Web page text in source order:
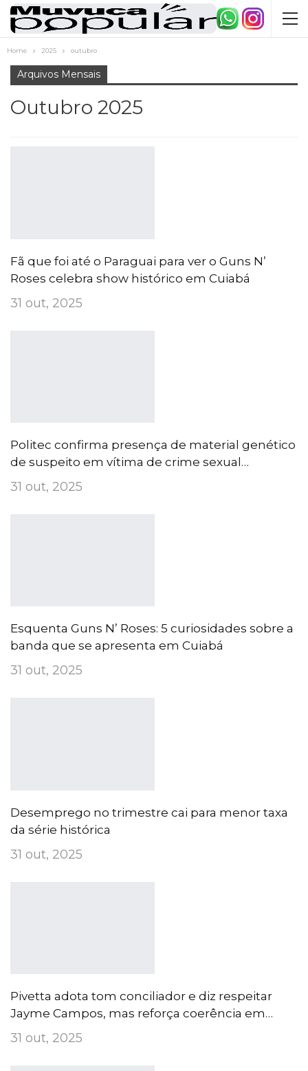
Home 2025 outubro
Arquivos Mensais
Outubro 2025
Fã que foi até o Paraguai para ver o Guns N’
Roses celebra show histórico em Cuiabá
31 out, 2025
Politec confirma presença de material genético
de suspeito em vítima de crime sexual…
31 out, 2025
Esquenta Guns N’ Roses: 5 curiosidades sobre a
banda que se apresenta em Cuiabá
31 out, 2025
Desemprego no trimestre cai para menor taxa
da série histórica
31 out, 2025
Pivetta adota tom conciliador e diz respeitar
Jayme Campos, mas reforça coerência em…
31 out, 2025